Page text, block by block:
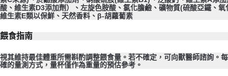
酸、維生素D3添加劑）、左旋色胺酸、氯化膽鹼、礦物質(硫酸亞鐵、
維生素E類以保鮮、天然香料、β-胡蘿蔔素
餵食指南
視其維持最佳體重所需斟酌調整餵食量。若不確定，可向獸醫師諮詢。
確的量測方式，量杯僅作為重量的預估參考。